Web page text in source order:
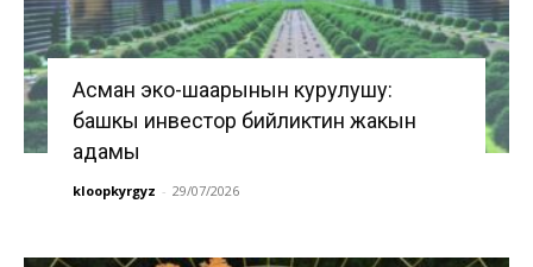
Асман эко-шаарынын курулушу:
башкы инвестор бийликтин жакын
адамы
kloopkyrgyz - 29/07/2026